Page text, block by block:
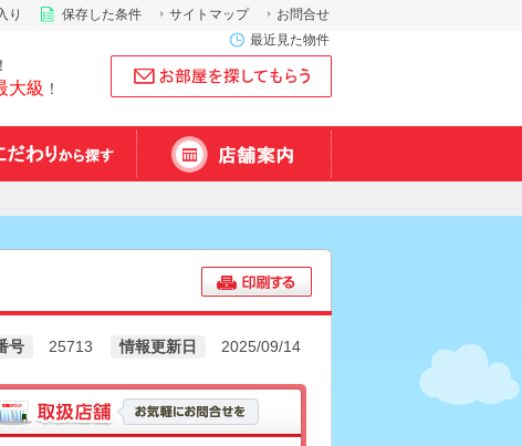
大級 ！
お問合せ
サイトマップ
保存した条件
り
最近見た物件
号 25713 情報更新日 2025/09/14